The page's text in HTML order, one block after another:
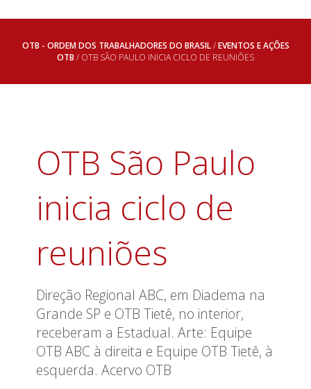
OTB - ORDEM DOS TRABALHADORES DO BRASIL/EVENTOS E AÇÕES
OTB / OTB SÃO PAULO INICIA CICLO DE REUNIÕES
OTB São Paulo
inicia ciclo de
reuniões
Direção Regional ABC, em Diadema na
Grande SP e OTB Tietê, no interior,
receberam a Estadual. Arte: Equipe
OTB ABC à direita e Equipe OTB Tietê, à
esquerda. Acervo OTB